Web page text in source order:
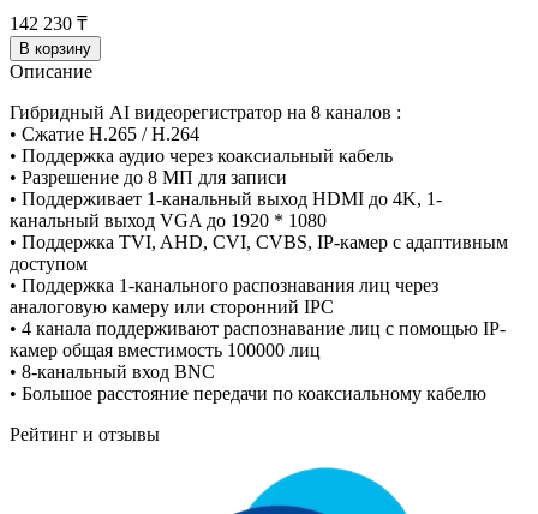
142 230 ₸
В корзину
Описание
Гибридный AI видеорегистратор на 8 каналов :
• Сжатие H.265 / H.264
• Поддержка аудио через коаксиальный кабель
• Разрешение до 8 МП для записи
• Поддерживает 1-канальный выход HDMI до 4K, 1-
канальный выход VGA до 1920 * 1080
• Поддержка TVI, AHD, CVI, CVBS, IP-камер с адаптивным
доступом
• Поддержка 1-канального распознавания лиц через
аналоговую камеру или сторонний IPC
• 4 канала поддерживают распознавание лиц с помощью IP-
камер общая вместимость 100000 лиц
• 8-канальный вход BNC
• Большое расстояние передачи по коаксиальному кабелю
Рейтинг и отзывы